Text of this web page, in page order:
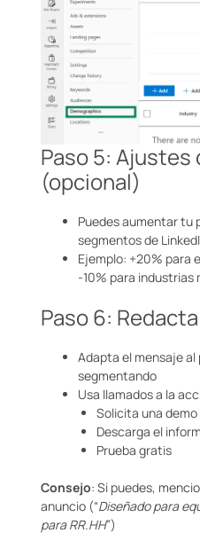
Paso 5: Ajustes
(opcional)
Puedes aumentar tu
segmentos de
Ejemplo: +20% para
-10% para industrias
Paso 6:
Adapta el mensaje
segmentando
Usa llamados a la
Solicita una demo
Descarga el
Prueba gratis
Consejo: Si puedes,
anuncio (“Diseñado para
para RR.HH”)